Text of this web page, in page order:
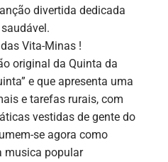
divertida dedicada
Vita-Minas !
original da Quinta da
e que apresenta uma
e tarefas rurais, com
vestidas de gente do
se agora como
musica popular